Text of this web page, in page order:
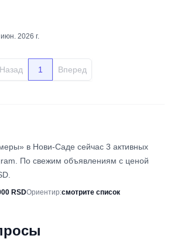
2026 г.
Назад 1 Вперед
в Нови-Саде сейчас 3 активных
По свежим объявлениям с ценой
RSDОриентир:смотрите список